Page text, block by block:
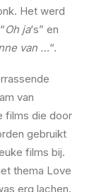
Het werd
Oh ja‘s” en
van …“.
van
films die door
gebruikt
films bij.
thema Love
erg lachen.